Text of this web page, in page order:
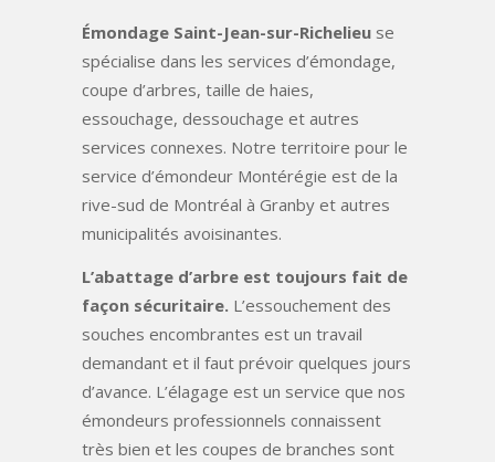
Émondage Saint-Jean-sur-Richelieu se
spécialise dans les services d’émondage,
coupe d’arbres, taille de haies,
essouchage, dessouchage et autres
services connexes. Notre territoire pour le
service d’émondeur Montérégie est de la
rive-sud de Montréal à Granby et autres
municipalités avoisinantes.
L’abattage d’arbre est toujours fait de
façon sécuritaire. L’essouchement des
souches encombrantes est un travail
demandant et il faut prévoir quelques jours
d’avance. L’élagage est un service que nos
émondeurs professionnels connaissent
très bien et les coupes de branches sont